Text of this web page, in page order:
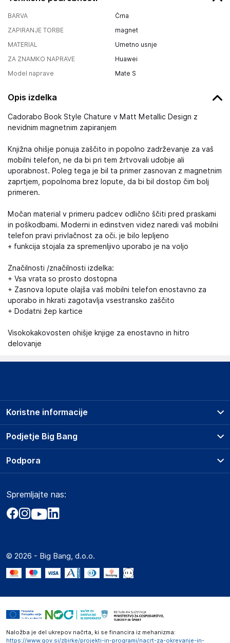
BARVA
Črna
ZAPIRANJE TORBE
magnet
MATERIAL
Umetno usnje
ZA ZNAMKO NAPRAVE
Huawei
Model naprave
Mate S
Opis izdelka
Cadorabo Book Style Chature v Matt Metallic Design z
nevidnim magnetnim zapiranjem
Knjižna ohišje ponuja zaščito in popolno zadrževanje za vaš
mobilni telefon, ne da bi pri tem žrtvovali udobje ali
uporabnost. Poleg tega je bil ta primer zasnovan z magnetnim
zaprtjem, popolnoma brez lopute, da bi bil dostop čim bolj
primeren.
Močan material v primeru padcev odlično ščiti pred praskami
in poškodbami. Moderni in edinstven videz naredi vaš mobilni
telefon pravi privlačnost za oči. je bilo lepljeno
+ funkcija stojala za spremenljivo uporabo je na voljo
Značilnosti /značilnosti izdelka:
+ Vsa vrata so prosto dostopna
+ Zasnova lopute olajša vaš mobilni telefon enostavno za
uporabo in hkrati zagotavlja vsestransko zaščito
+ Dodatni žep kartice
Visokokakovosten ohišje knjige za enostavno in hitro
delovanje
Podjetje Big Bang
O podjetju
Obvestila za javnost
Akt o digitalnih storitvah
Marketplace za partnerje
Novosti
Koristne informacije
Prodajna mesta
Storitve
Dostava, vnos in odvoz
Zavarovanje izdelkov
Podpora
Marketplace
Kako oddati naročilo?
Spremljajte nas:
© 2026 - Big Bang, d.o.o.
Naložba je del ukrepov načrta, ki se financira iz mehanizma:
https://www.gov.si/zbirke/projekti-in-programi/nacrt-za-okrevanje-in-